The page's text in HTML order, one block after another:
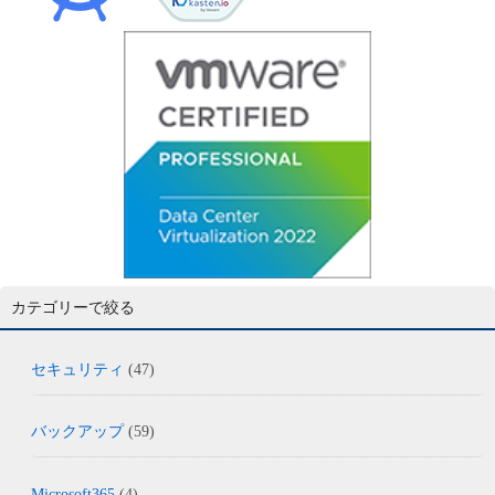
カテゴリーで絞る
セキュリティ (47)
バックアップ(59)